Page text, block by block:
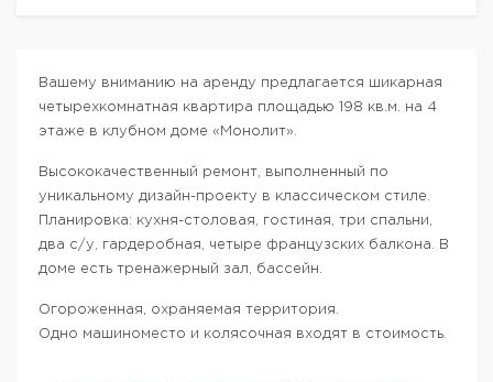
Вашему вниманию на аренду предлагается шикарная
четырехкомнатная квартира площадью 198 кв.м. на 4
этаже в клубном доме «Монолит».
Высококачественный ремонт, выполненный по
уникальному дизайн-проекту в классическом стиле.
Планировка: кухня-столовая, гостиная, три спальни,
два с/у, гардеробная, четыре французских балкона. В
доме есть тренажерный зал, бассейн.
Огороженная, охраняемая территория.
Одно машиноместо и колясочная входят в стоимость.